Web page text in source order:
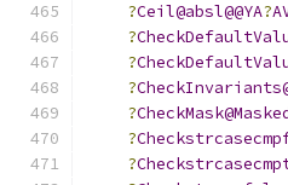
?Ceil@absl@@YA?
?
?
?
?
?
?